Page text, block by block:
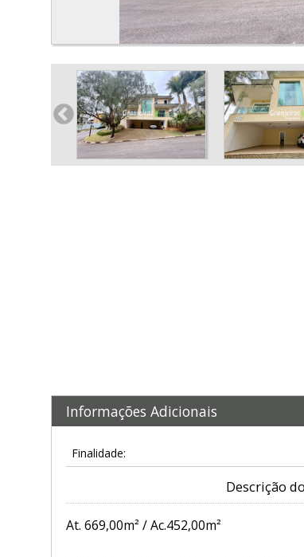
Informações Adicionais
Finalidade:
Descrição
At. 669,00m² / Ac.452,00m²